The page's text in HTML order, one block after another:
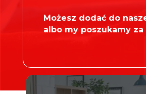
Możesz dodać do
albo my poszukamy za